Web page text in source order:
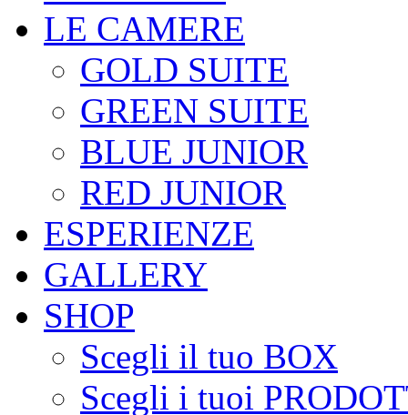
LE CAMERE
GOLD SUITE
GREEN SUITE
BLUE JUNIOR
RED JUNIOR
ESPERIENZE
GALLERY
SHOP
Scegli il tuo BOX
Scegli i tuoi